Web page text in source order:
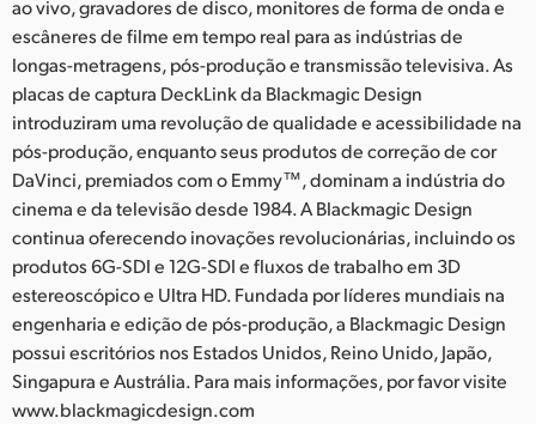
ao vivo, gravadores de disco, monitores de forma de onda e
escâneres de filme em tempo real para as indústrias de
longas-metragens, pós-produção e transmissão televisiva. As
placas de captura DeckLink da Blackmagic Design
introduziram uma revolução de qualidade e acessibilidade na
pós-produção, enquanto seus produtos de correção de cor
DaVinci, premiados com o Emmy™, dominam a indústria do
cinema e da televisão desde 1984. A Blackmagic Design
continua oferecendo inovações revolucionárias, incluindo os
produtos 6G-SDI e 12G-SDI e fluxos de trabalho em 3D
estereoscópico e Ultra HD. Fundada por líderes mundiais na
engenharia e edição de pós-produção, a Blackmagic Design
possui escritórios nos Estados Unidos, Reino Unido, Japão,
Singapura e Austrália. Para mais informações, por favor visite
www.blackmagicdesign.com